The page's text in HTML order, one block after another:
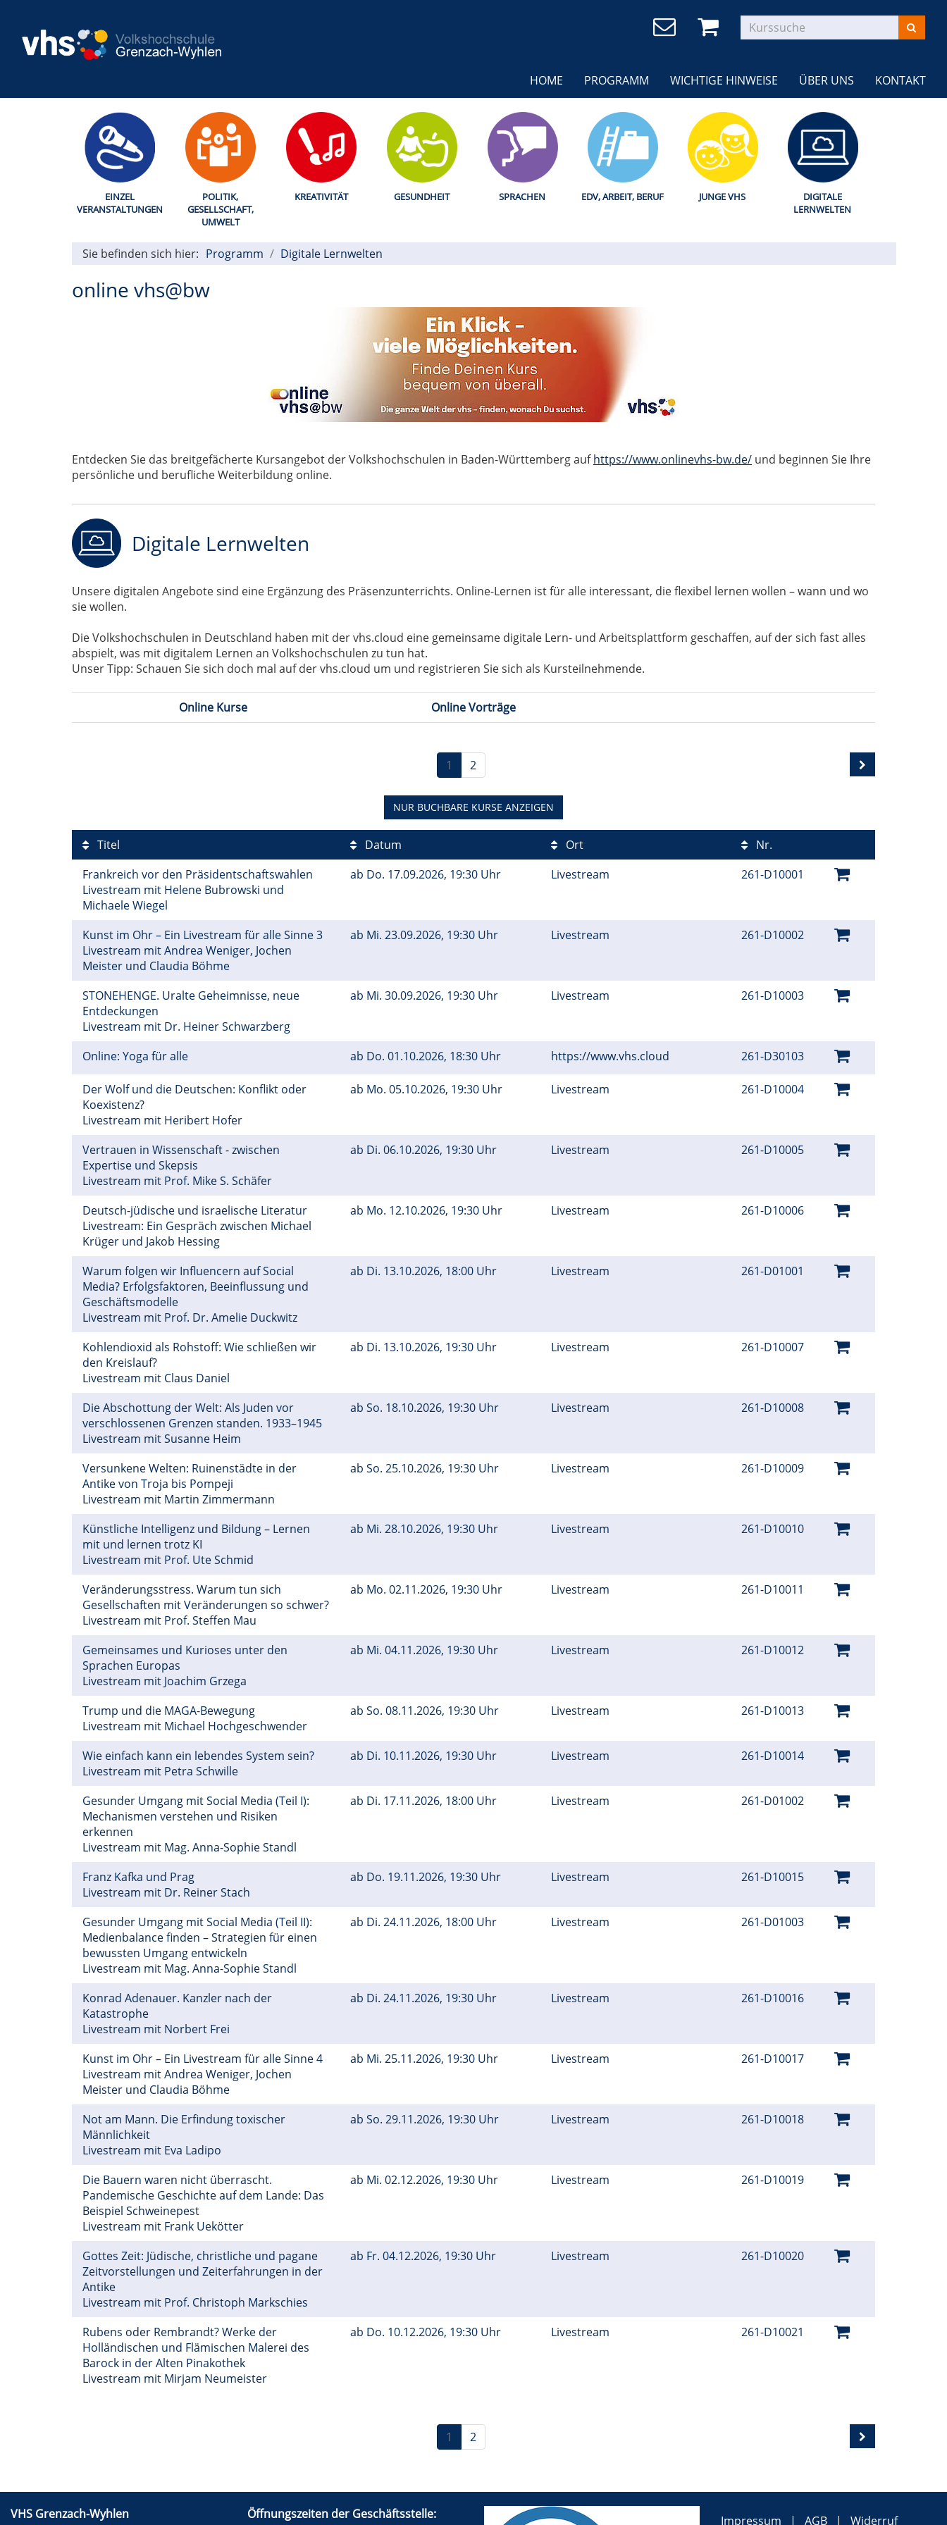
HOME PROGRAMM WICHTIGE HINWEISE ÜBER UNS KONTAKT
EINZEL
VERANSTALTUNGEN
POLITIK,
GESELLSCHAFT,
UMWELT
KREATIVITÄT GESUNDHEIT SPRACHEN EDV, ARBEIT, BERUF JUNGE VHS
DIGITALE
LERNWELTEN
Sie befinden sich hier: Programm Digitale Lernwelten
online vhs@bw
Entdecken Sie das breitgefächerte Kursangebot der Volkshochschulen in Baden-Württemberg aufhttps://www.onlinevhs-bw.de/ und beginnen Sie Ihre
persönliche und berufliche Weiterbildung online.
Digitale Lernwelten
Unsere digitalen Angebote sind eine Ergänzung des Präsenzunterrichts. Online-Lernen ist für alle interessant, die flexibel lernen wollen – wann und wo
sie wollen.
Die Volkshochschulen in Deutschland haben mit der vhs.cloud eine gemeinsame digitale Lern- und Arbeitsplattform geschaffen, auf der sich fast alles
abspielt, was mit digitalem Lernen an Volkshochschulen zu tun hat.
Unser Tipp: Schauen Sie sich doch mal auf der vhs.cloud um und registrieren Sie sich als Kursteilnehmende.
Online Kurse Online Vorträge
1 2
NUR BUCHBARE KURSE ANZEIGEN
Titel Datum Ort
Nr.
Frankreich vor den Präsidentschaftswahlen
Livestream mit Helene Bubrowski und
Michaele Wiegel
ab Do. 17.09.2026, 19:30 Uhr Livestream 261-D10001
Kunst im Ohr – Ein Livestream für alle Sinne 3
Livestream mit Andrea Weniger, Jochen
Meister und Claudia Böhme
ab Mi. 23.09.2026, 19:30 Uhr Livestream 261-D10002
STONEHENGE. Uralte Geheimnisse, neue
Entdeckungen
Livestream mit Dr. Heiner Schwarzberg
ab Mi. 30.09.2026, 19:30 Uhr Livestream 261-D10003
Online: Yoga für alle ab Do. 01.10.2026, 18:30 Uhr https://www.vhs.cloud 261-D30103
Der Wolf und die Deutschen: Konflikt oder
Koexistenz?
Livestream mit Heribert Hofer
ab Mo. 05.10.2026, 19:30 Uhr Livestream 261-D10004
Vertrauen in Wissenschaft - zwischen
Expertise und Skepsis
Livestream mit Prof. Mike S. Schäfer
ab Di. 06.10.2026, 19:30 Uhr Livestream 261-D10005
Deutsch-jüdische und israelische Literatur
Livestream: Ein Gespräch zwischen Michael
Krüger und Jakob Hessing
ab Mo. 12.10.2026, 19:30 Uhr Livestream 261-D10006
Warum folgen wir Influencern auf Social
Media? Erfolgsfaktoren, Beeinflussung und
Geschäftsmodelle
Livestream mit Prof. Dr. Amelie Duckwitz
ab Di. 13.10.2026, 18:00 Uhr Livestream 261-D01001
Kohlendioxid als Rohstoff: Wie schließen wir
den Kreislauf?
Livestream mit Claus Daniel
ab Di. 13.10.2026, 19:30 Uhr Livestream 261-D10007
Die Abschottung der Welt: Als Juden vor
verschlossenen Grenzen standen. 1933–1945
Livestream mit Susanne Heim
ab So. 18.10.2026, 19:30 Uhr Livestream 261-D10008
Versunkene Welten: Ruinenstädte in der
Antike von Troja bis Pompeji
Livestream mit Martin Zimmermann
ab So. 25.10.2026, 19:30 Uhr Livestream 261-D10009
Künstliche Intelligenz und Bildung – Lernen
mit und lernen trotz KI
Livestream mit Prof. Ute Schmid
ab Mi. 28.10.2026, 19:30 Uhr Livestream 261-D10010
Veränderungsstress. Warum tun sich
Gesellschaften mit Veränderungen so schwer?
Livestream mit Prof. Steffen Mau
ab Mo. 02.11.2026, 19:30 Uhr Livestream 261-D10011
Gemeinsames und Kurioses unter den
Sprachen Europas
Livestream mit Joachim Grzega
ab Mi. 04.11.2026, 19:30 Uhr Livestream 261-D10012
Trump und die MAGA-Bewegung
Livestream mit Michael Hochgeschwender
ab So. 08.11.2026, 19:30 Uhr Livestream 261-D10013
Wie einfach kann ein lebendes System sein?
Livestream mit Petra Schwille
ab Di. 10.11.2026, 19:30 Uhr Livestream 261-D10014
Gesunder Umgang mit Social Media (Teil I):
Mechanismen verstehen und Risiken
erkennen
Livestream mit Mag. Anna-Sophie Standl
ab Di. 17.11.2026, 18:00 Uhr Livestream 261-D01002
Franz Kafka und Prag
Livestream mit Dr. Reiner Stach
ab Do. 19.11.2026, 19:30 Uhr Livestream 261-D10015
Gesunder Umgang mit Social Media (Teil II):
Medienbalance finden – Strategien für einen
bewussten Umgang entwickeln
Livestream mit Mag. Anna-Sophie Standl
ab Di. 24.11.2026, 18:00 Uhr Livestream 261-D01003
Konrad Adenauer. Kanzler nach der
Katastrophe
Livestream mit Norbert Frei
ab Di. 24.11.2026, 19:30 Uhr Livestream 261-D10016
Kunst im Ohr – Ein Livestream für alle Sinne 4
Livestream mit Andrea Weniger, Jochen
Meister und Claudia Böhme
ab Mi. 25.11.2026, 19:30 Uhr Livestream 261-D10017
Not am Mann. Die Erfindung toxischer
Männlichkeit
Livestream mit Eva Ladipo
ab So. 29.11.2026, 19:30 Uhr Livestream 261-D10018
Die Bauern waren nicht überrascht.
Pandemische Geschichte auf dem Lande: Das
Beispiel Schweinepest
Livestream mit Frank Uekötter
ab Mi. 02.12.2026, 19:30 Uhr Livestream 261-D10019
Gottes Zeit: Jüdische, christliche und pagane
Zeitvorstellungen und Zeiterfahrungen in der
Antike
Livestream mit Prof. Christoph Markschies
ab Fr. 04.12.2026, 19:30 Uhr Livestream 261-D10020
Rubens oder Rembrandt? Werke der
Holländischen und Flämischen Malerei des
Barock in der Alten Pinakothek
Livestream mit Mirjam Neumeister
ab Do. 10.12.2026, 19:30 Uhr Livestream 261-D10021
1 2
VHS Grenzach-Wyhlen Öffnungszeiten der Geschäftsstelle: Impressum AGB Widerruf